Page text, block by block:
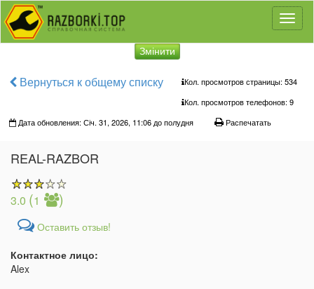
Змінити
Вернуться к общему списку
Кол. просмотров страницы: 534
Кол. просмотров телефонов: 9
Дата обновления: Січ. 31, 2026, 11:06 до полудня
Распечатать
REAL-RAZBOR
3.0 (1 )
Оставить отзыв!
Контактное лицо:
Alex